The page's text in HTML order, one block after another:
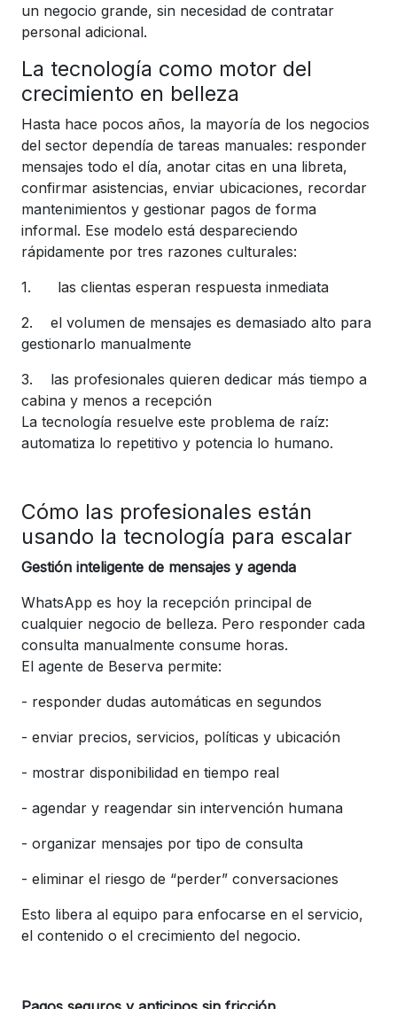
un negocio grande, sin necesidad de contratar
personal adicional.
La tecnología como motor del
crecimiento en belleza
Hasta hace pocos años, la mayoría de los negocios
del sector dependía de tareas manuales: responder
mensajes todo el día, anotar citas en una libreta,
confirmar asistencias, enviar ubicaciones, recordar
mantenimientos y gestionar pagos de forma
informal. Ese modelo está despareciendo
rápidamente por tres razones culturales:
1. las clientas esperan respuesta inmediata
2. el volumen de mensajes es demasiado alto para
gestionarlo manualmente
3. las profesionales quieren dedicar más tiempo a
cabina y menos a recepción
La tecnología resuelve este problema de raíz:
automatiza lo repetitivo y potencia lo humano.
Cómo las profesionales están
usando la tecnología para escalar
Gestión inteligente de mensajes y agenda
WhatsApp es hoy la recepción principal de
cualquier negocio de belleza. Pero responder cada
consulta manualmente consume horas.
El agente de Beserva permite:
- responder dudas automáticas en segundos
- enviar precios, servicios, políticas y ubicación
- mostrar disponibilidad en tiempo real
- agendar y reagendar sin intervención humana
- organizar mensajes por tipo de consulta
- eliminar el riesgo de “perder” conversaciones
Esto libera al equipo para enfocarse en el servicio,
el contenido o el crecimiento del negocio.